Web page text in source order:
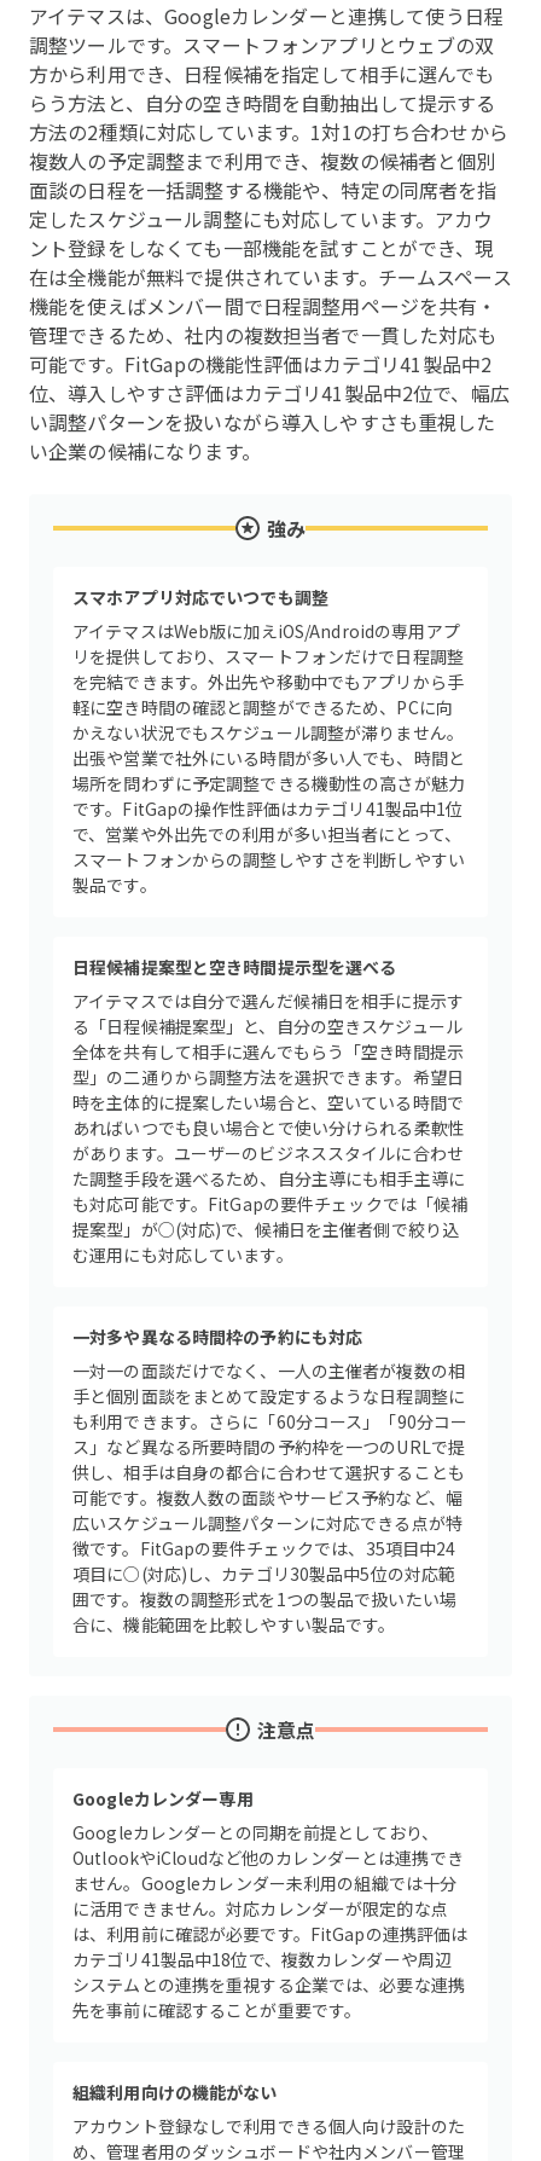
アイテマスは、Googleカレンダーと連携して使う日程
調整ツールです。スマートフォンアプリとウェブの双
方から利用でき、日程候補を指定して相手に選んでも
らう方法と、自分の空き時間を自動抽出して提示する
方法の2種類に対応しています。1対1の打ち合わせから
複数人の予定調整まで利用でき、複数の候補者と個別
面談の日程を一括調整する機能や、特定の同席者を指
定したスケジュール調整にも対応しています。アカウ
ント登録をしなくても一部機能を試すことができ、現
在は全機能が無料で提供されています。チームスペース
機能を使えばメンバー間で日程調整用ページを共有・
管理できるため、社内の複数担当者で一貫した対応も
可能です。FitGapの機能性評価はカテゴリ41製品中2
位、導入しやすさ評価はカテゴリ41製品中2位で、幅広
い調整パターンを扱いながら導入しやすさも重視した
い企業の候補になります。
強み
スマホアプリ対応でいつでも調整
アイテマスはWeb版に加えiOS/Androidの専用アプ
リを提供しており、スマートフォンだけで日程調整
を完結できます。外出先や移動中でもアプリから手
軽に空き時間の確認と調整ができるため、PCに向
かえない状況でもスケジュール調整が滞りません。
出張や営業で社外にいる時間が多い人でも、時間と
場所を問わずに予定調整できる機動性の高さが魅力
です。FitGapの操作性評価はカテゴリ41製品中1位
で、営業や外出先での利用が多い担当者にとって、
スマートフォンからの調整しやすさを判断しやすい
製品です。
日程候補提案型と空き時間提示型を選べる
アイテマスでは自分で選んだ候補日を相手に提示す
る「日程候補提案型」と、自分の空きスケジュール
全体を共有して相手に選んでもらう「空き時間提示
型」の二通りから調整方法を選択できます。希望日
時を主体的に提案したい場合と、空いている時間で
あればいつでも良い場合とで使い分けられる柔軟性
があります。ユーザーのビジネススタイルに合わせ
た調整手段を選べるため、自分主導にも相手主導に
も対応可能です。FitGapの要件チェックでは「候補
提案型」が○(対応)で、候補日を主催者側で絞り込
む運用にも対応しています。
一対多や異なる時間枠の予約にも対応
一対一の面談だけでなく、一人の主催者が複数の相
手と個別面談をまとめて設定するような日程調整に
も利用できます。さらに「60分コース」「90分コー
ス」など異なる所要時間の予約枠を一つのURLで提
供し、相手は自身の都合に合わせて選択することも
可能です。複数人数の面談やサービス予約など、幅
広いスケジュール調整パターンに対応できる点が特
徴です。FitGapの要件チェックでは、35項目中24
項目に○(対応)し、カテゴリ30製品中5位の対応範
囲です。複数の調整形式を1つの製品で扱いたい場
合に、機能範囲を比較しやすい製品です。
注意点
Googleカレンダー専用
Googleカレンダーとの同期を前提としており、
OutlookやiCloudなど他のカレンダーとは連携でき
ません。Googleカレンダー未利用の組織では十分
に活用できません。対応カレンダーが限定的な点
は、利用前に確認が必要です。FitGapの連携評価は
カテゴリ41製品中18位で、複数カレンダーや周辺
システムとの連携を重視する企業では、必要な連携
先を事前に確認することが重要です。
組織利用向けの機能がない
アカウント登録なしで利用できる個人向け設計のた
め、管理者用のダッシュボードや社内メンバー管理